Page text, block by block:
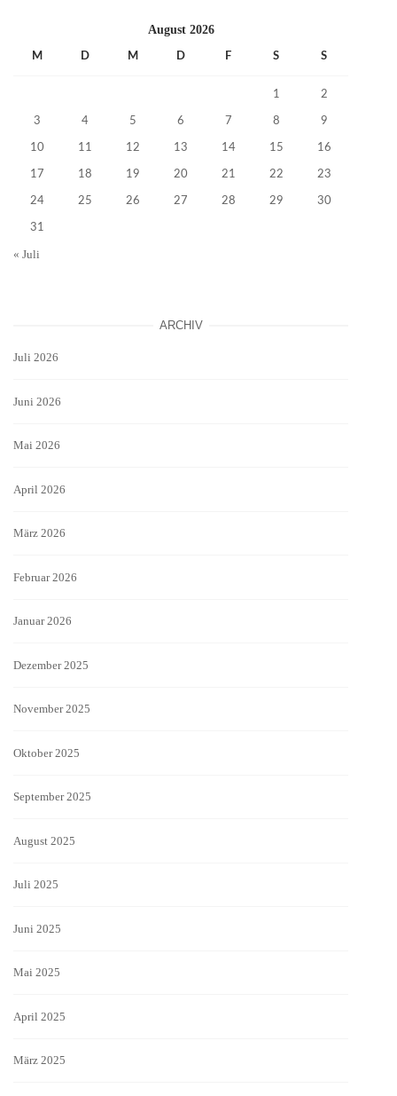
August 2026
M D M D F S S
1 2
3 4 5 6 7 8 9
10 11 12 13 14 15 16
17 18 19 20 21 22 23
24 25 26 27 28 29 30
31
« Juli
ARCHIV
Juli 2026
Juni 2026
Mai 2026
April 2026
März 2026
Februar 2026
Januar 2026
Dezember 2025
November 2025
Oktober 2025
September 2025
August 2025
Juli 2025
Juni 2025
Mai 2025
April 2025
März 2025